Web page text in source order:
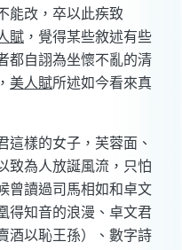
能改，卒以此疾致
賦 ，覺得某些敘述有些
都自詡為坐懷不亂的清
美人賦所述如今看來真
樣的女子，芙蓉面、
致為人放誕風流，只怕
曾讀過司馬相如和卓文
得知音的浪漫、卓文君
酒以恥王孫）、數字詩